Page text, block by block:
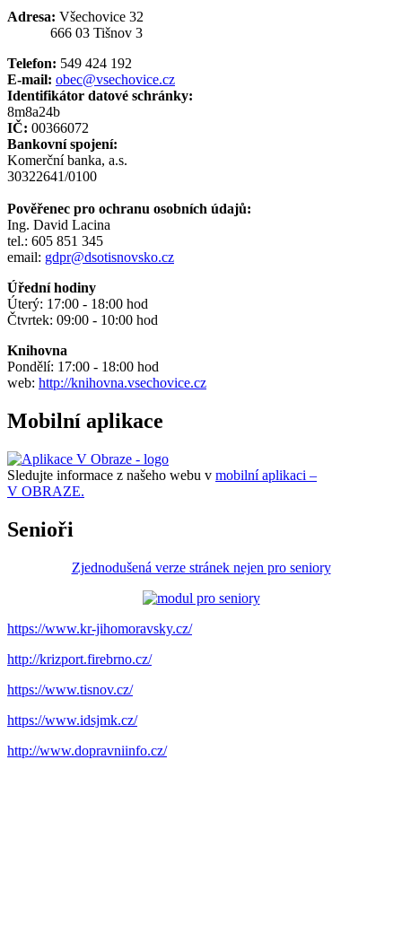
Adresa: Všechovice 32
666 03 Tišnov 3
Telefon: 549 424 192
E-mail: obec@vsechovice.cz
Identifikátor datové schránky:
8m8a24b
IČ: 00366072
Bankovní spojení:
Komerční banka, a.s.
30322641/0100
Pověřenec pro ochranu osobních údajů:
Ing. David Lacina
tel.: 605 851 345
email: gdpr@dsotisnovsko.cz
Úřední hodiny
Úterý: 17:00 - 18:00 hod
Čtvrtek: 09:00 - 10:00 hod
Knihovna
Pondělí: 17:00 - 18:00 hod
web: http://knihovna.vsechovice.cz
Mobilní aplikace
Sledujte informace z našeho webu v mobilní aplikaci –
V OBRAZE.
Senioři
Zjednodušená verze stránek nejen pro seniory
https://www.kr-jihomoravsky.cz/
http://krizport.firebrno.cz/
https://www.tisnov.cz/
https://www.idsjmk.cz/
http://www.dopravniinfo.cz/